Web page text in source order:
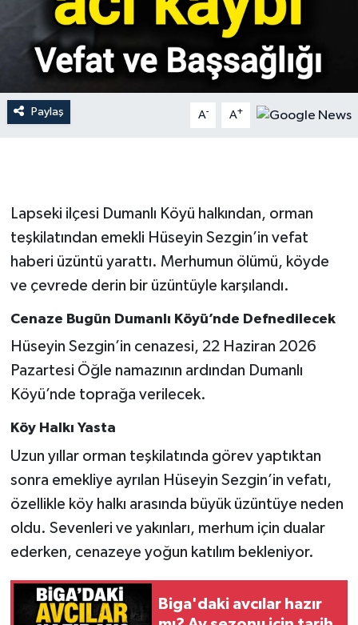
Paylaş A- A+
Lapseki ilçesi Dumanlı Köyü halkından, orman
teşkilatından emekli Hüseyin Sezgin’in vefat
haberi üzüntü yarattı. Merhumun ölümü, köyde
ve çevrede derin bir üzüntüyle karşılandı.
Cenaze Bugün Dumanlı Köyü’nde Defnedilecek
Hüseyin Sezgin’in cenazesi, 22 Haziran 2026
Pazartesi Öğle namazının ardından Dumanlı
Köyü’nde toprağa verilecek.
Köy Halkı Yasta
Uzun yıllar orman teşkilatında görev yaptıktan
sonra emekliye ayrılan Hüseyin Sezgin’in vefatı,
özellikle köy halkı arasında büyük üzüntüye neden
oldu. Sevenleri ve yakınları, merhum için dualar
ederken, cenazeye yoğun katılım bekleniyor.
Biga'daki avcılar hazır
İlan
Kültür Sanat
Resmî ilanlar
Sağlık
Siyaset
Tarım ve Ekonomi
Ulusal
Yaşam